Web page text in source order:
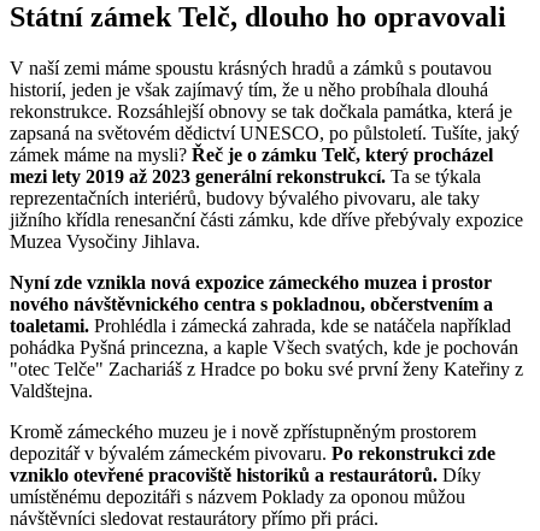
Státní zámek Telč, dlouho ho opravovali
V naší zemi máme spoustu krásných hradů a zámků s poutavou
historií, jeden je však zajímavý tím, že u něho probíhala dlouhá
rekonstrukce. Rozsáhlejší obnovy se tak dočkala památka, která je
zapsaná na světovém dědictví UNESCO, po půlstoletí. Tušíte, jaký
zámek máme na mysli? Řeč je o zámku Telč, který procházel
mezi lety 2019 až 2023 generální rekonstrukcí. Ta se týkala
reprezentačních interiérů, budovy bývalého pivovaru, ale taky
jižního křídla renesanční části zámku, kde dříve přebývaly expozice
Muzea Vysočiny Jihlava.
Nyní zde vznikla nová expozice zámeckého muzea i prostor
nového návštěvnického centra s pokladnou, občerstvením a
toaletami. Prohlédla i zámecká zahrada, kde se natáčela například
pohádka Pyšná princezna, a kaple Všech svatých, kde je pochován
"otec Telče" Zachariáš z Hradce po boku své první ženy Kateřiny z
Valdštejna.
Kromě zámeckého muzeu je i nově zpřístupněným prostorem
depozitář v bývalém zámeckém pivovaru. Po rekonstrukci zde
vzniklo otevřené pracoviště historiků a restaurátorů. Díky
umístěnému depozitáři s názvem Poklady za oponou můžou
návštěvníci sledovat restaurátory přímo při práci.